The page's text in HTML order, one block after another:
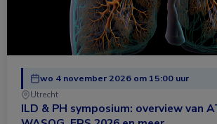
wo 4 november 2026 om 15:00 uur
Utrecht
ILD & PH symposium: overview van